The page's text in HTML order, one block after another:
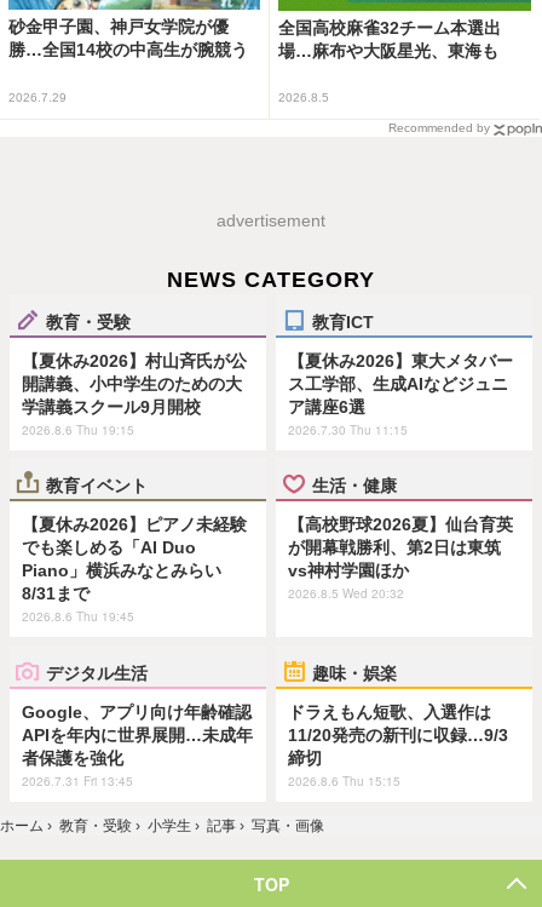
砂金甲子園、神戸女学院が優
勝…全国14校の中高生が腕競う
2026.7.29
全国高校麻雀32チーム本選出
場…麻布や大阪星光、東海も
2026.8.5
Recommended by
advertisement
NEWS CATEGORY
教育・受験
【夏休み2026】村山斉氏が公
開講義、小中学生のための大
学講義スクール9月開校
2026.8.6 Thu 19:15
教育ICT
【夏休み2026】東大メタバー
ス工学部、生成AIなどジュニ
ア講座6選
2026.7.30 Thu 11:15
教育イベント
【夏休み2026】ピアノ未経験
でも楽しめる「AI Duo
Piano」横浜みなとみらい
8/31まで
2026.8.6 Thu 19:45
生活・健康
【高校野球2026夏】仙台育英
が開幕戦勝利、第2日は東筑
vs神村学園ほか
2026.8.5 Wed 20:32
デジタル生活
Google、アプリ向け年齢確認
APIを年内に世界展開…未成年
者保護を強化
2026.7.31 Fri 13:45
趣味・娯楽
ドラえもん短歌、入選作は
11/20発売の新刊に収録…9/3
締切
2026.8.6 Thu 15:15
ホーム › 教育・受験 › 小学生 › 記事 › 写真・画像
TOP